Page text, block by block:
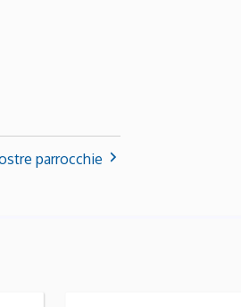
parrocchie